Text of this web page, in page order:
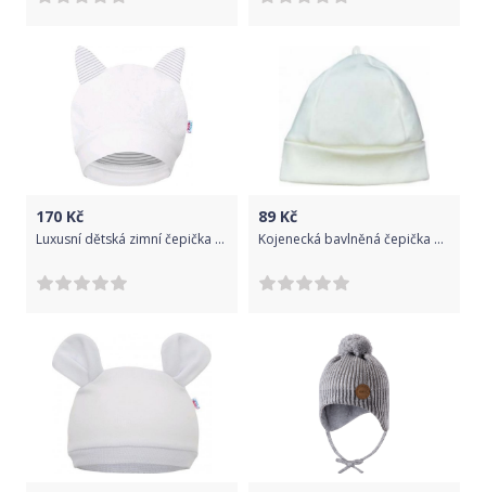
170 Kč
Luxusní dětská zimní čepička s oušky New Baby Snowy collection, Bílá, 62 (3-6m)
89 Kč
Kojenecká bavlněná čepička Koala Balónek bílá, Bílá, 56 (0-3m)